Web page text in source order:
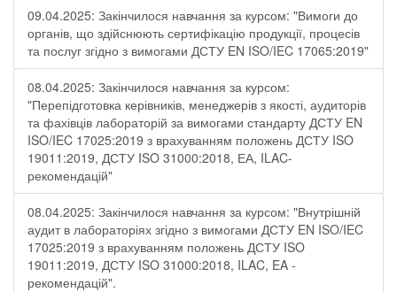
09.04.2025: Закінчилося навчання за курсом: "Вимоги до
органів, що здійснюють сертифікацію продукції, процесів
та послуг згідно з вимогами ДСТУ EN ISO/IEC 17065:2019"
08.04.2025: Закінчилося навчання за курсом:
"Перепідготовка керівників, менеджерів з якості, аудиторів
та фахівців лабораторій за вимогами стандарту ДСТУ EN
ISO/IEC 17025:2019 з врахуванням положень ДСТУ ISO
19011:2019, ДСТУ ISO 31000:2018, ЕА, ILAC-
рекомендацій"
08.04.2025: Закінчилося навчання за курсом: "Внутрішній
аудит в лабораторіях згідно з вимогами ДСТУ EN ISO/IEC
17025:2019 з врахуванням положень ДСТУ ISO
19011:2019, ДСТУ ISO 31000:2018, ILAC, EA -
рекомендацій".